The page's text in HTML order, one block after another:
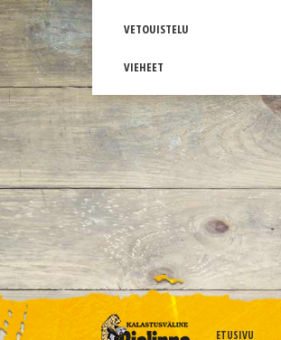
VETOUISTELU
VIEHEET
ETUSIVU